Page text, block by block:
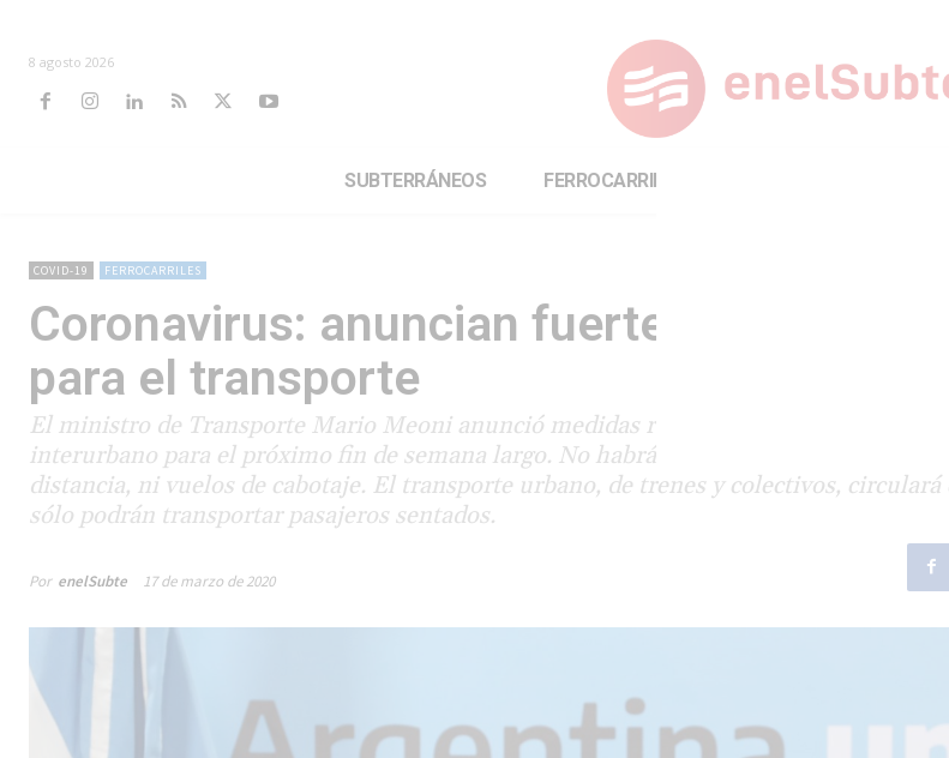
8 agosto 2026
SUBTERRÁNEOS FERROCARRILES
COVID-19 FERROCARRILES
Coronavirus: anuncian fuertes medidas
para el transporte
El ministro de Transporte Mario Meoni anunció medidas restrictivas para el
interurbano para el próximo fin de semana largo. No habrá trenes de larga distancia,
distancia, ni vuelos de cabotaje. El transporte urbano, de trenes y colectivos,
sólo podrán transportar pasajeros sentados.
Por enelSubte 17 de marzo de 2020